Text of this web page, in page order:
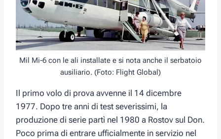
Mil Mi-6 con le ali installate e si nota anche il serbatoio
ausiliario. (Foto: Flight Global)
Il primo volo di prova avvenne il 14 dicembre
1977. Dopo tre anni di test severissimi, la
produzione di serie partì nel 1980 a Rostov sul Don.
Poco prima di entrare ufficialmente in servizio nel